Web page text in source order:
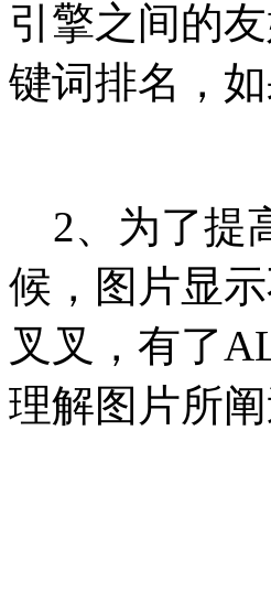
引擎之间的
键词排名，
2、为了提
候，图片显
叉叉，有了
理解图片所